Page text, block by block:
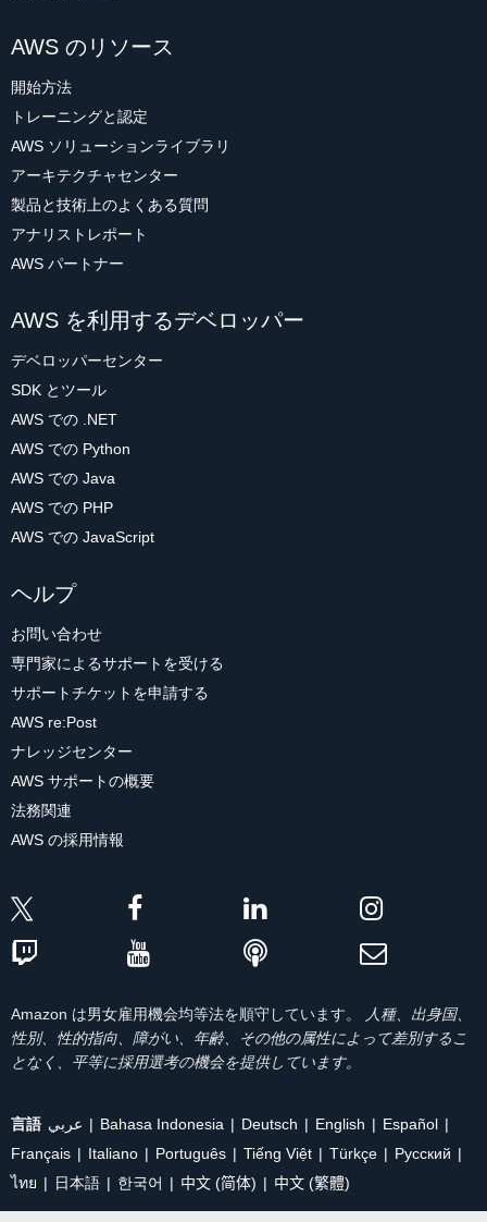
AWS のリソース
開始方法
トレーニングと認定
AWS ソリューションライブラリ
アーキテクチャセンター
製品と技術上のよくある質問
アナリストレポート
AWS パートナー
AWS を利用するデベロッパー
デベロッパーセンター
SDK とツール
AWS での .NET
AWS での Python
AWS での Java
AWS での PHP
AWS での JavaScript
ヘルプ
お問い合わせ
専門家によるサポートを受ける
サポートチケットを申請する
AWS re:Post
ナレッジセンター
AWS サポートの概要
法務関連
AWS の採用情報
Amazon は男女雇用機会均等法を順守しています。
人種、出身国、
性別、性的指向、障がい、年齢、その他の属性によって差別するこ
となく、平等に採用選考の機会を提供しています。
言語 عربي Bahasa Indonesia Deutsch English
Español
Français
Italiano Português Tiếng Việt Türkçe
Ρусский
ไทย
日本語 한국어 中文 (简体) 中文 (繁體)